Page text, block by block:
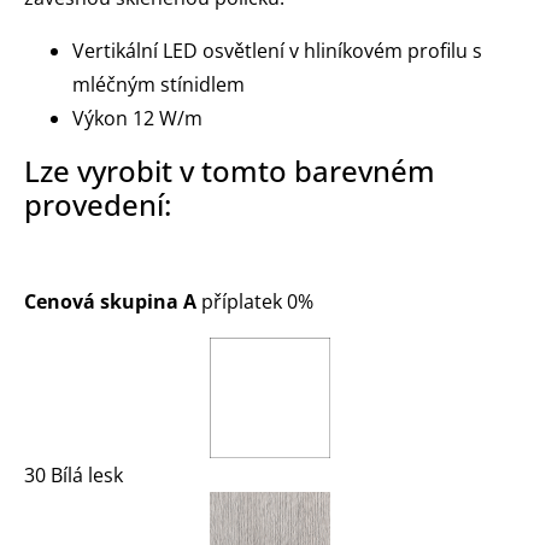
Vertikální LED osvětlení v hliníkovém profilu s
mléčným stínidlem
Výkon 12 W/m
Lze vyrobit v tomto barevném
provedení:
Cenová skupina A příplatek 0%
30 Bílá lesk